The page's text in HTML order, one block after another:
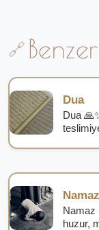
Dua
Dua
Namaz
Namaz
huzur,